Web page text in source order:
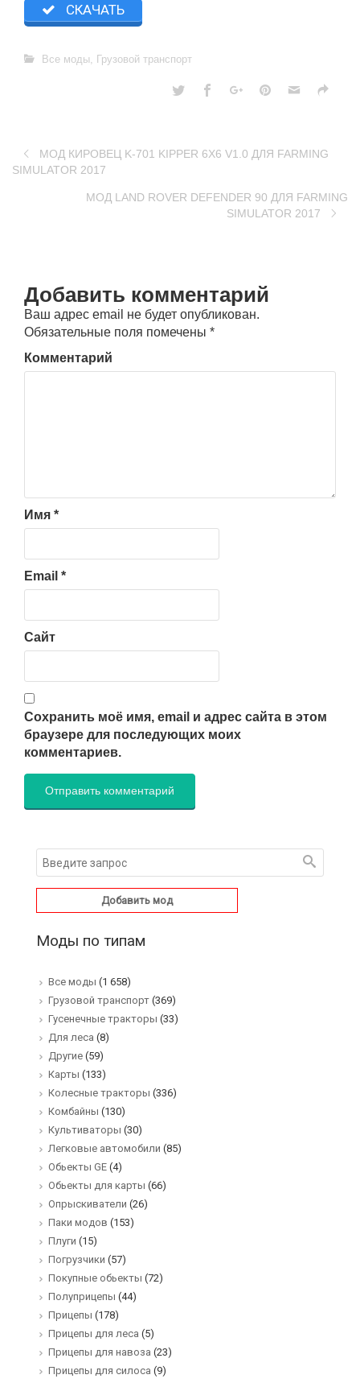
СКАЧАТЬ
Все моды, Грузовой транспорт
МОД КИРОВЕЦ K-701 KIPPER 6X6 V1.0 ДЛЯ FARMING
SIMULATOR 2017
МОД LAND ROVER DEFENDER 90 ДЛЯ FARMING
SIMULATOR 2017
Добавить комментарий
Ваш адрес email не будет опубликован.
Обязательные поля помечены *
Комментарий
Имя *
Email *
Сайт
Сохранить моё имя, email и адрес сайта в этом
браузере для последующих моих
комментариев.
Добавить мод
Моды по типам
Все моды (1 658)
Грузовой транспорт (369)
Гусенечные тракторы (33)
Для леса (8)
Другие (59)
Карты (133)
Колесные тракторы (336)
Комбайны (130)
Культиваторы (30)
Легковые автомобили (85)
Обьекты GE (4)
Обьекты для карты (66)
Опрыскиватели (26)
Паки модов (153)
Плуги (15)
Погрузчики (57)
Покупные обьекты (72)
Полуприцепы (44)
Прицепы (178)
Прицепы для леса (5)
Прицепы для навоза (23)
Прицепы для силоса (9)